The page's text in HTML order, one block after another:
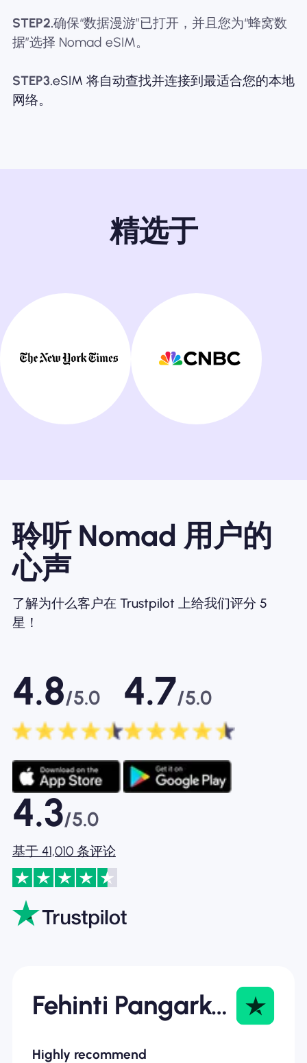
STEP2.确保“数据漫游”已打开，并且您为“蜂窝数
据”选择 Nomad eSIM。
STEP3.eSIM 将自动查找并连接到最适合您的本地
网络。
精选于
聆听 Nomad 用户的
心声
了解为什么客户在 Trustpilot 上给我们评分 5
星！
4.8/5.0 4.7/5.0
4.3/5.0
基于 41,010 条评论
Fehinti Pangarkar
Highly recommend